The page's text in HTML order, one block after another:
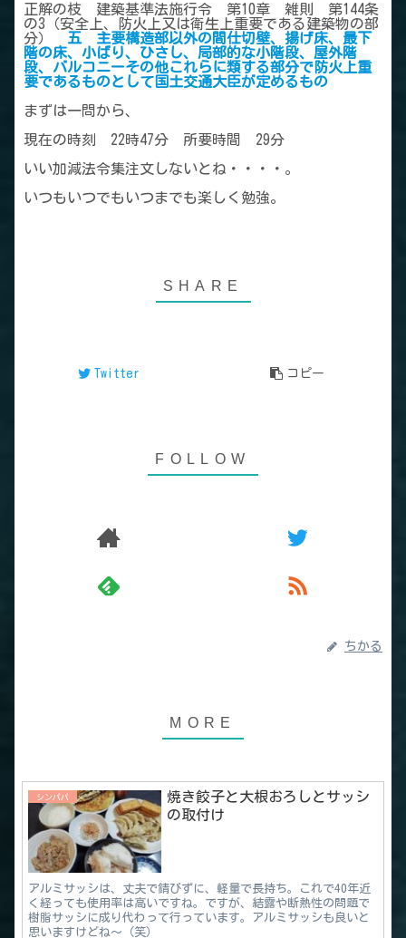
正解の枝 建築基準法施行令 第10章 雑則 第144条
の3（安全上、防火上又は衛生上重要である建築物の部
分）
五 主要構造部以外の間仕切壁、揚げ床、最下
階の床、小ばり、ひさし、局部的な小階段、屋外階
段、バルコニーその他これらに類する部分で防火上重
要であるものとして国土交通大臣が定めるもの
まずは一問から、
現在の時刻 22時47分 所要時間 29分
いい加減法令集注文しないとね・・・・。
いつもいつでもいつまでも楽しく勉強。
Twitter コピー
ちかる
シンパパ
焼き餃子と大根おろしとサッシ
の取付け
アルミサッシは、丈夫で錆びずに、軽量で長持ち。これで40年近
く経っても使用率は高いですね。ですが、結露や断熱性の問題で
樹脂サッシに成り代わって行っています。アルミサッシも良いと
思いますけどね～（笑）